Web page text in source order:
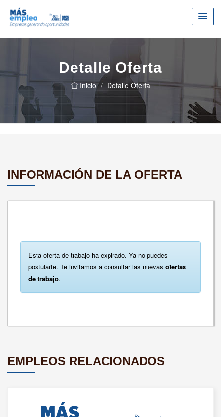
Detalle Oferta
Inicio Detalle Oferta
INFORMACIÓN DE LA OFERTA
Esta oferta de trabajo ha expirado. Ya no puedes
postularte. Te invitamos a consultar las nuevas ofertas
de trabajo.
EMPLEOS RELACIONADOS